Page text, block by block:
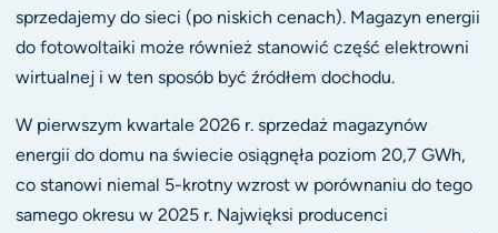
sprzedajemy do sieci (po niskich cenach). Magazyn energii
do fotowoltaiki może również stanowić część elektrowni
wirtualnej i w ten sposób być źródłem dochodu.
W pierwszym kwartale 2026 r. sprzedaż magazynów
energii do domu na świecie osiągnęła poziom 20,7 GWh,
co stanowi niemal 5-krotny wzrost w porównaniu do tego
samego okresu w 2025 r. Najwięksi producenci